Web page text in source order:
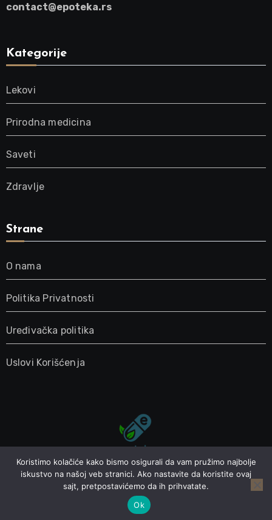
contact@epoteka.rs
Kategorije
Lekovi
Prirodna medicina
Saveti
Zdravlje
Strane
O nama
Politika Privatnosti
Uređivačka politika
Uslovi Korišćenja
Epoteka
Zdravlje, život i korisni saveti
Koristimo kolačiće kako bismo osigurali da vam pružimo najbolje
iskustvo na našoj veb stranici. Ako nastavite da koristite ovaj
sajt, pretpostavićemo da ih prihvatate.
Ok